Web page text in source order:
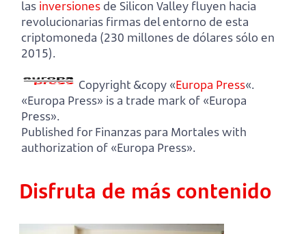
las inversiones de Silicon Valley fluyen hacia
revolucionarias firmas del entorno de esta
criptomoneda (230 millones de dólares sólo en
2015).
Copyright &copy «Europa Press«.
«Europa Press» is a trade mark of «Europa
Press».
Published for Finanzas para Mortales with
authorization of «Europa Press».
Disfruta de más contenido